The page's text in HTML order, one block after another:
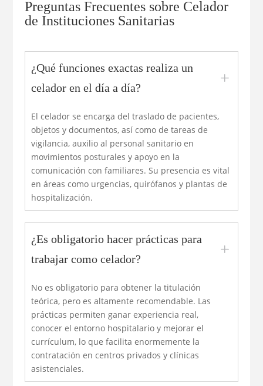
Preguntas Frecuentes sobre Celador
de Instituciones Sanitarias
¿Qué funciones exactas realiza un
celador en el día a día?
L
El celador se encarga del traslado de pacientes,
objetos y documentos, así como de tareas de
vigilancia, auxilio al personal sanitario en
movimientos posturales y apoyo en la
comunicación con familiares. Su presencia es vital
en áreas como urgencias, quirófanos y plantas de
hospitalización.
¿Es obligatorio hacer prácticas para
trabajar como celador?
L
No es obligatorio para obtener la titulación
teórica, pero es altamente recomendable. Las
prácticas permiten ganar experiencia real,
conocer el entorno hospitalario y mejorar el
currículum, lo que facilita enormemente la
contratación en centros privados y clínicas
asistenciales.